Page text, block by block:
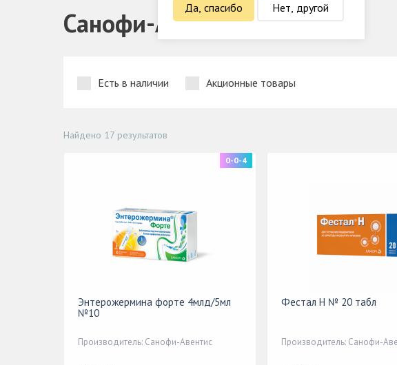
Да, спасибо Нет, другой
Санофи-Авентис
Есть в наличии Акционные товары
Найдено 17 результатов
0-0-4
Энтерожермина форте 4млд/5мл
№10
Производитель: Санофи-Авентис
Фестал Н № 20 табл
Производитель: Санофи-